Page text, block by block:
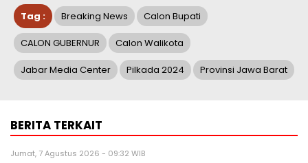
Tag : Breaking News Calon Bupati
CALON GUBERNUR Calon Walikota
Jabar Media Center Pilkada 2024 Provinsi Jawa Barat
BERITA TERKAIT
Jumat, 7 Agustus 2026 - 09:32 WIB